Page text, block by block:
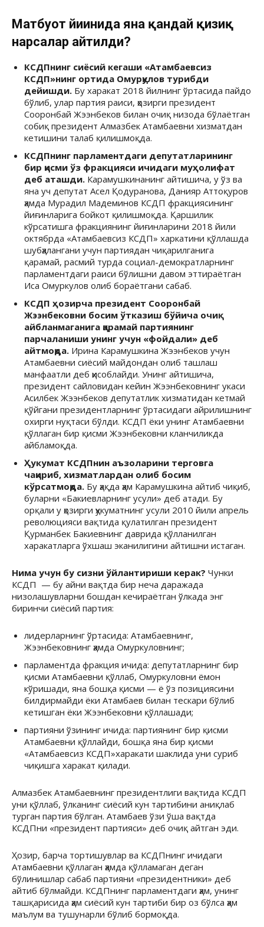
Матбуот йиғинида яна қандай қизиқ
нарсалар айтилди?
КСДПнинг сиёсий кегаши «Атамбаевсиз
КСДП»нинг ортида Омурқулов турибди
дейишди. Бу харакат 2018 йилнинг ўртасида пайдо
бўлиб, улар партия раиси, ҳозирги президент
Сооронбай Жээнбеков билан очиқ низода бўлаётган
собиқ президент Алмазбек Атамбаевни хизматдан
кетишини талаб қилишмоқда.
КСДПнинг парламентдаги депутатларининг
бир қисми ўз фракцияси ичидаги муҳолифат
деб аташди. Карамушкинанинг айтишича, у ўз ва
яна уч депутат Асел Қодуранова, Данияр Аттоқуров
ҳамда Мурадил Мадеминов КСДП фракциясининг
йиғинларига бойкот қилишмоқда. Қаршилик
кўрсатишга фракциянинг йиғинларини 2018 йили
октябрда «Атамбаевсиз КСДП» харкатини қўллашда
шубҳалангани учун партиядан чиқарилганига
қарамай, расмий турда социал-демократларнинг
парламентдаги раиси бўлишни давом эттираётган
Иса Омуркулов олиб бораётгани сабаб.
КСДП ҳозирча президент Сооронбай
Жээнбековни босим ўтказиш бўйича очиқ
айбланмаганига қарамай партиянинг
парчаланиши унинг учун «фойдали» деб
айтмоқда. Ирина Карамушкина Жээнбеков учун
Атамбаевни сиёсий майдондан олиб ташлаш
манфаатли деб ҳисоблайди. Унинг айтишича,
президент сайловидан кейин Жээнбековнинг укаси
Асилбек Жээнбеков депутатлик хизматидан кетмай
қўйгани президентларнинг ўртасидаги айрилишнинг
охирги нуқтаси бўлди. КСДП ёки унинг Атамбаевни
қўллаган бир қисми Жээнбековни кланчиликда
айбламоқда.
Ҳукумат КСДПнин аъзоларини терговга
чақириб, хизматлардан олиб босим
кўрсатмоқда. Бу ҳақда ҳам Карамушкина айтиб чиқиб,
буларни «Бакиевларнинг усули» деб атади. Бу
орқали у ҳозирги ҳукуматнинг усули 2010 йили апрель
революцияси вақтида қулатилган президент
Қурманбек Бакиевнинг даврида қўлланилган
харакатларга ўхшаш эканилигини айтишни истаган.
Нима учун бу сизни ўйлантириши керак? Чунки
КСДП — бу айни вақтда бир неча даражада
низолашувларни бошдан кечираётган ўлкада энг
биринчи сиёсий партия:
лидерларнинг ўртасида: Атамбаевнинг,
Жээнбековнинг ҳамда Омуркуловнинг;
парламентда фракция ичида: депутатларнинг бир
қисми Атамбаевни қўллаб, Омуркуловни ёмон
кўришади, яна бошқа қисми — ё ўз позициясини
билдирмайди ёки Атамбаев билан тескари бўлиб
кетишган ёки Жээнбековни қўллашади;
партияни ўзининг ичида: партиянинг бир қисми
Атамбаевни қўллайди, бошқа яна бир қисми
«Атамбаевсиз КСДП»харакати шаклида уни суриб
чиқишга харакат қилади.
Алмазбек Атамбаевнинг президентлиги вақтида КСДП
уни қўллаб, ўлканинг сиёсий кун тартибини аниқлаб
турган партия бўлган. Атамбаев ўзи ўша вақтда
КСДПни «президент партияси» деб очиқ айтган эди.
Ҳозир, барча тортишувлар ва КСДПнинг ичидаги
Атамбаевни қўллаган ҳамда қўлламаган деган
бўлинишлар сабаб партияни «президентники» деб
айтиб бўлмайди. КСДПнинг парламентдаги ҳам, унинг
ташқарисида ҳам сиёсий кун тартиби бир оз бўлса ҳам
маълум ва тушунарли бўлиб бормоқда.